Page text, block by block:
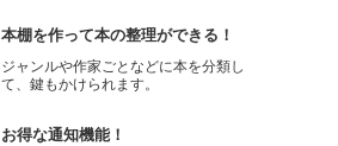
本棚を作って本の整理ができる！
ジャンルや作家ごとなどに本を分類し
て、鍵もかけられます。
お得な通知機能！